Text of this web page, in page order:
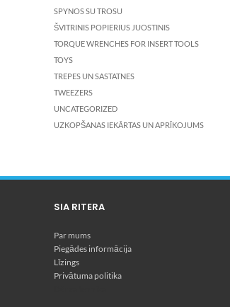
SPYNOS SU TROSU
ŠVITRINIS POPIERIUS JUOSTINIS
TORQUE WRENCHES FOR INSERT TOOLS
TOYS
TREPES UN SASTATNES
TWEEZERS
UNCATEGORIZED
UZKOPŠANAS IEKĀRTAS UN APRĪKOJUMS
SIA RITERA
Par mums
Piegādes informācija
Līzings
Privātuma politika